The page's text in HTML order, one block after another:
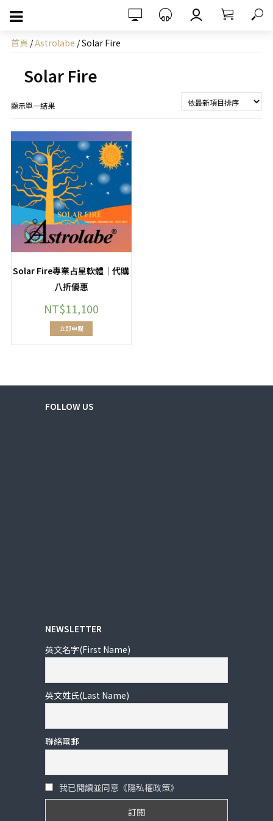
首頁 /Astrolabe / Solar Fire
Solar Fire
顯示單一結果
Solar Fire專業占星軟體｜代購
八折優惠
NT$11,100
立即申購
FOLLOW US
NEWSLETTER
英文名字(First Name)
英文姓氏(Last Name)
聯絡電郵
我已閱讀並同意《隱私權政策》